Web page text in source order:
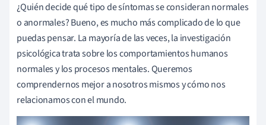
¿Quién decide qué tipo de síntomas se consideran normales
o anormales? Bueno, es mucho más complicado de lo que
puedas pensar. La mayoría de las veces, la investigación
psicológica trata sobre los comportamientos humanos
normales y los procesos mentales. Queremos
comprendernos mejor a nosotros mismos y cómo nos
relacionamos con el mundo.